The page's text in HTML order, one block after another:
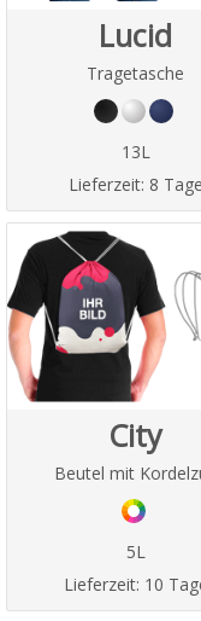
Lucid
Tragetasche
13L
Lieferzeit: 8 Tage
City
Beutel mit
5L
Lieferzeit: 10